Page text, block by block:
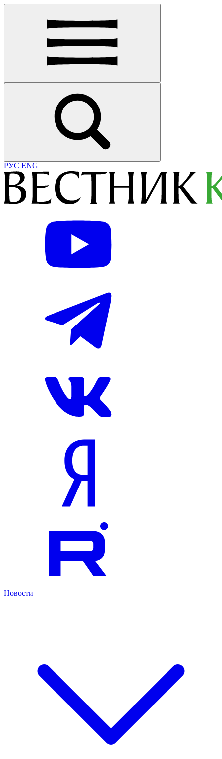
РУС ENG
Новости